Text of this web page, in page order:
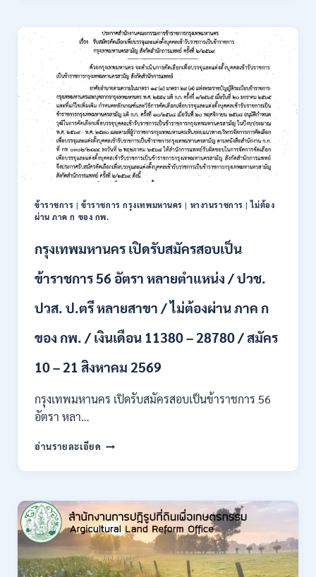
ประเทศไทย
(กนอ.)
เปิด
รับ
สมัคร
บุคคล
เพื่อ
บรรจุ
เป็น
พนักงาน
รัฐวิสาหกิจ
16
/
ป.ตรี
ส
+
ไป
เงิน
23,290
สมัคร
ONLINE
26
ข้าราชการ |ข้าราชการ กรุงเทพมหานคร | หางานราชการ |ไม่ต้อง
ผ่าน ภาค ก ของ กพ.
กรุงเทพมหานคร เปิดรับสมัครสอบเป็น
ข้าราชการ 56 อัตรา หลายตำแหน่ง / ปวช.
ปวส. ป.ตรี หลายสาขา / ไม่ต้องผ่าน ภาค ก
ของ กพ. / เงินเดือน 11380 – 28780 / สมัคร
10 – 21 สิงหาคม 2569
กรุงเทพมหานคร เปิดรับสมัครสอบเป็นข้าราชการ 56
อัตรา หลา…
อ่านรายละเอียด กรุงเทพมหานคร
รับ
สอบ
เป็น
ข้าราชการ
56
อัตรา
หลาย